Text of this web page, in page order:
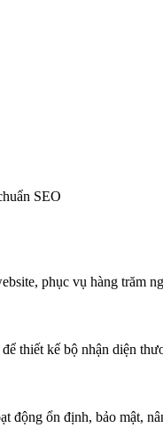
SEO
phục vụ hàng trăm
thiết kế bộ nhận diện
động ổn định, bảo mật,